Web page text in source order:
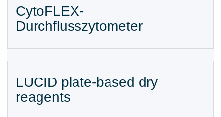
CytoFLEX-
Durchflusszytometer
LUCID plate-based dry
reagents